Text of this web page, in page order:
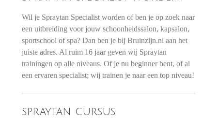
Wil je Spraytan Specialist worden of ben je op zoek naar
een uitbreiding voor jouw schoonheidssalon, kapsalon,
sportschool of spa? Dan ben je bij Bruinzijn.nl aan het
juiste adres. Al ruim 16 jaar geven wij Spraytan
trainingen op alle niveaus. Of je nu beginner bent, of al
een ervaren specialist; wij trainen je naar een top niveau!
spraytan cursus